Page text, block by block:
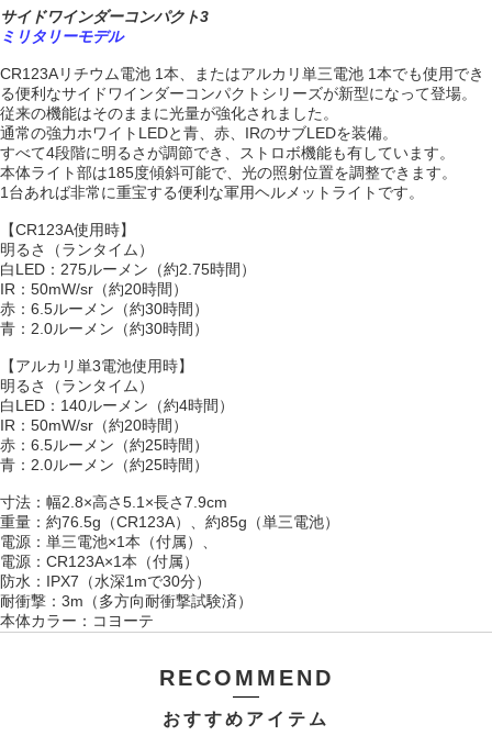
サイドワインダーコンパクト3
ミリタリーモデル
CR123Aリチウム電池 1本、またはアルカリ単三電池 1本でも使用でき
る便利なサイドワインダーコンパクトシリーズが新型になって登場。
従来の機能はそのままに光量が強化されました。
通常の強力ホワイトLEDと青、赤、IRのサブLEDを装備。
すべて4段階に明るさが調節でき、ストロボ機能も有しています。
本体ライト部は185度傾斜可能で、光の照射位置を調整できます。
1台あれば非常に重宝する便利な軍用ヘルメットライトです。
【CR123A使用時】
明るさ（ランタイム）
白LED：275ルーメン（約2.75時間）
IR：50mW/sr（約20時間）
赤：6.5ルーメン（約30時間）
青：2.0ルーメン（約30時間）
【アルカリ単3電池使用時】
明るさ（ランタイム）
白LED：140ルーメン（約4時間）
IR：50mW/sr（約20時間）
赤：6.5ルーメン（約25時間）
青：2.0ルーメン（約25時間）
寸法：幅2.8×高さ5.1×長さ7.9cm
重量：約76.5g（CR123A）、約85g（単三電池）
電源：単三電池×1本（付属）、
電源：CR123A×1本（付属）
防水：IPX7（水深1mで30分）
耐衝撃：3m（多方向耐衝撃試験済）
本体カラー：コヨーテ
RECOMMEND
おすすめアイテム